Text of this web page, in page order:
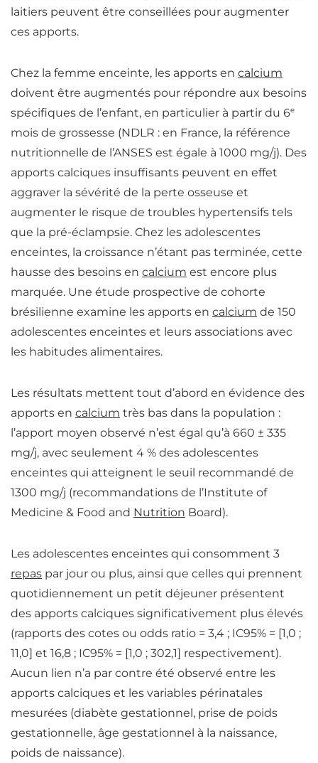
laitiers peuvent être conseillées pour augmenter
ces apports.
Chez la femme enceinte, les apports en calcium
doivent être augmentés pour répondre aux besoins
spécifiques de l’enfant, en particulier à partir du 6e
mois de grossesse (NDLR : en France, la référence
nutritionnelle de l’ANSES est égale à 1000 mg/j). Des
apports calciques insuffisants peuvent en effet
aggraver la sévérité de la perte osseuse et
augmenter le risque de troubles hypertensifs tels
que la pré-éclampsie. Chez les adolescentes
enceintes, la croissance n’étant pas terminée, cette
hausse des besoins en calcium est encore plus
marquée. Une étude prospective de cohorte
brésilienne examine les apports en calcium de 150
adolescentes enceintes et leurs associations avec
les habitudes alimentaires.
Les résultats mettent tout d’abord en évidence des
apports en calcium très bas dans la population :
l’apport moyen observé n’est égal qu’à 660 ± 335
mg/j, avec seulement 4 % des adolescentes
enceintes qui atteignent le seuil recommandé de
1300 mg/j (recommandations de l’Institute of
Medicine & Food and Nutrition Board).
Les adolescentes enceintes qui consomment 3
repas par jour ou plus, ainsi que celles qui prennent
quotidiennement un petit déjeuner présentent
des apports calciques significativement plus élevés
(rapports des cotes ou odds ratio = 3,4 ; IC95% = [1,0 ;
11,0] et 16,8 ; IC95% = [1,0 ; 302,1] respectivement).
Aucun lien n’a par contre été observé entre les
apports calciques et les variables périnatales
mesurées (diabète gestationnel, prise de poids
gestationnelle, âge gestationnel à la naissance,
poids de naissance).